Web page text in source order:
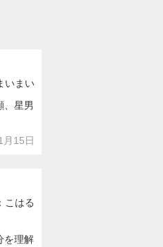
いまい
、星男
15日
こはる
を理解